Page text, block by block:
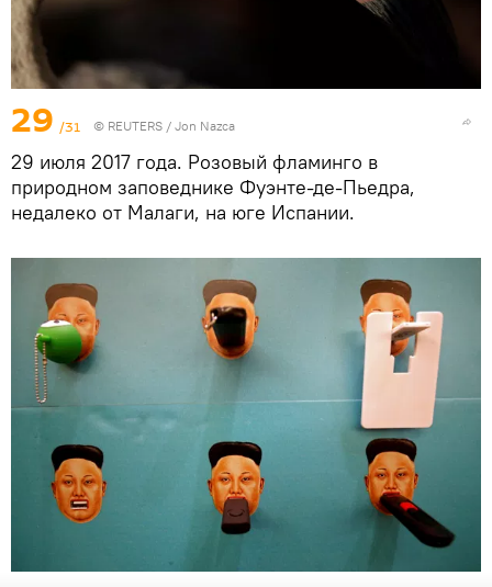
29 /31 © REUTERS / Jon Nazca
29 июля 2017 года. Розовый фламинго в
природном заповеднике Фуэнте-де-Пьедра,
недалеко от Малаги, на юге Испании.